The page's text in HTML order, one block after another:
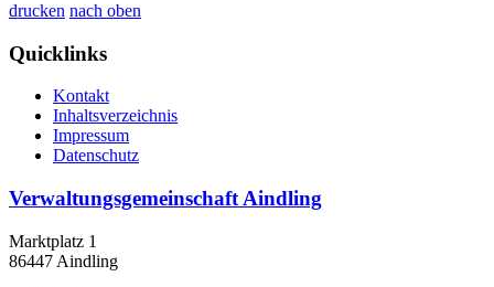
drucken nach oben
Quicklinks
Kontakt
Inhaltsverzeichnis
Impressum
Datenschutz
Verwaltungsgemeinschaft Aindling
Marktplatz 1
86447 Aindling